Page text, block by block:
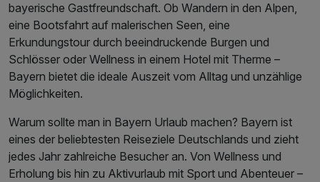
bayerische Gastfreundschaft. Ob Wandern in den Alpen,
eine Bootsfahrt auf malerischen Seen, eine
Erkundungstour durch beeindruckende Burgen und
Schlösser oder Wellness in einem Hotel mit Therme –
Bayern bietet die ideale Auszeit vom Alltag und unzählige
Möglichkeiten.
Warum sollte man in Bayern Urlaub machen? Bayern ist
eines der beliebtesten Reiseziele Deutschlands und zieht
jedes Jahr zahlreiche Besucher an. Von Wellness und
Erholung bis hin zu Aktivurlaub mit Sport und Abenteuer –